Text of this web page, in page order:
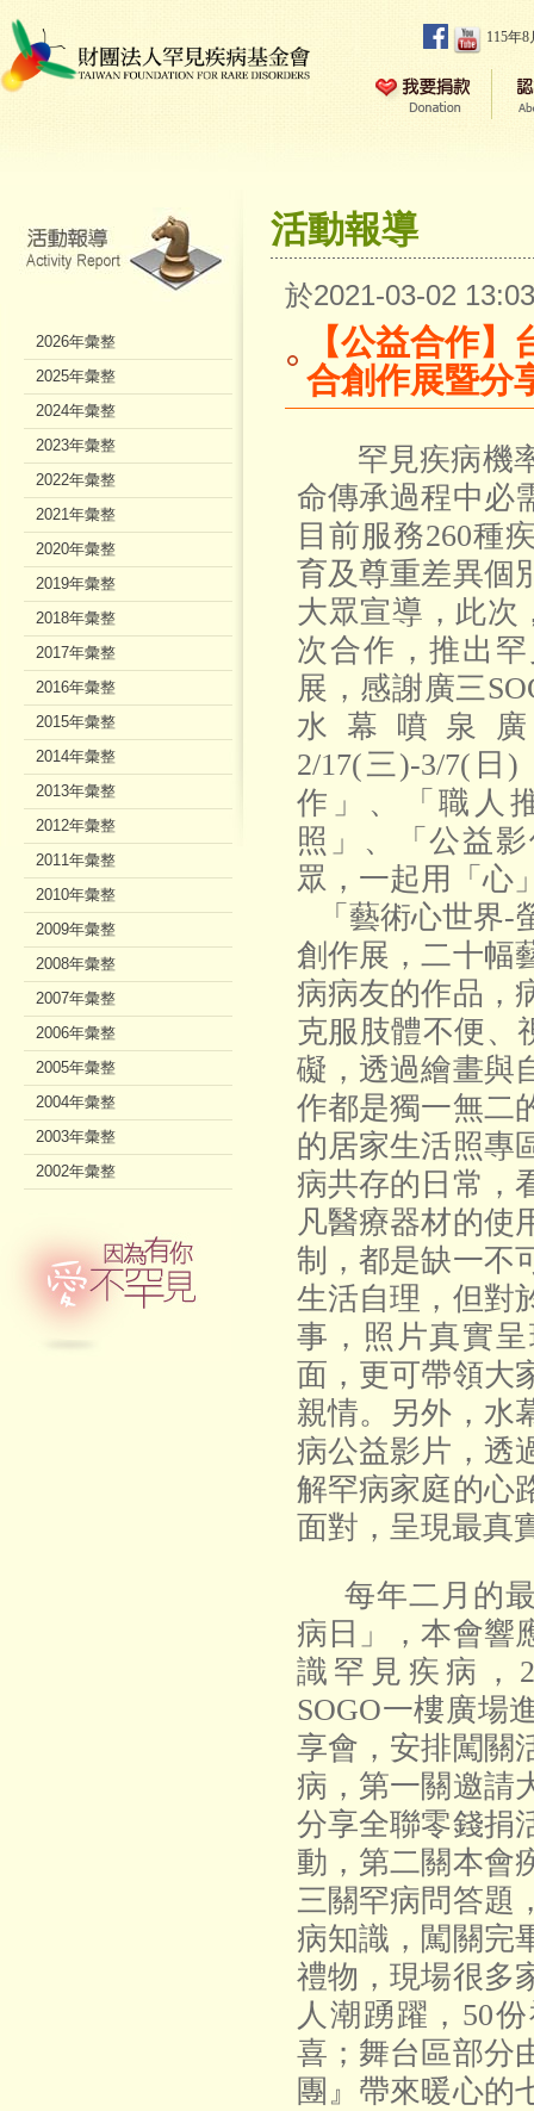
115年
活動報導
於2021-03-02
【公益合作
合創作展暨分
罕見疾病機率
命傳承過程中必
目前服務260種
育及尊重差異個
大眾宣導，此次
次合作，推出
展，感謝廣三
水幕噴泉
2/17(三)-3/7( 日 )
作」、「職人
照」、「公益
眾，一起用「心
「藝術心世界-
創作展，二十幅
病病友的作品，
克服肢體不便、
礙，透過繪畫與
作都是獨一無二
的居家生活照專
病共存的日常，
凡醫療器材的使
制，都是缺一不
生活自理，但對
事，照片真實
面，更可帶領大
親情。另外，水
病公益影片，透
解罕病家庭的心
面對 ， 呈現最真
每年二月的
病日」，本會響
識罕見疾病，
SOGO一樓廣場
享會，安排闖關
病，第一關邀請
分享全聯零錢捐
動，第二關本會
三關罕病問答題
病知識，闖關完
禮物，現場很多
人潮踴躍， 50
喜 ； 舞台區部分
團 』 帶來暖心的
2026年彙整
2025年彙整
2024年彙整
2023年彙整
2022年彙整
2021年彙整
2020年彙整
2019年彙整
2018年彙整
2017年彙整
2016年彙整
2015年彙整
2014年彙整
2013年彙整
2012年彙整
2011年彙整
2010年彙整
2009年彙整
2008年彙整
2007年彙整
2006年彙整
2005年彙整
2004年彙整
2003年彙整
2002年彙整